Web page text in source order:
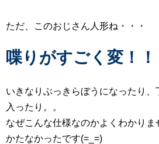
ただ、このおじさん人形ね・・・
喋りがすごく変！！
いきなりぶっきらぼうになったり
入ったり。。
なぜこんな仕様なのかよくわかりま
かたなかったです(=_=)